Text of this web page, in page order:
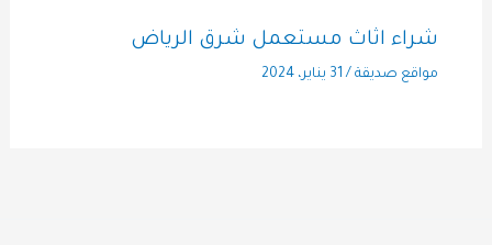
شراء اثاث مستعمل شرق الرياض
مواقع صديقة/ 31 يناير، 2024